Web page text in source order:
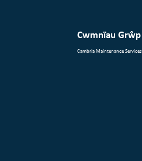
Cwmnïau Grŵp
Cambria Maintenance Services